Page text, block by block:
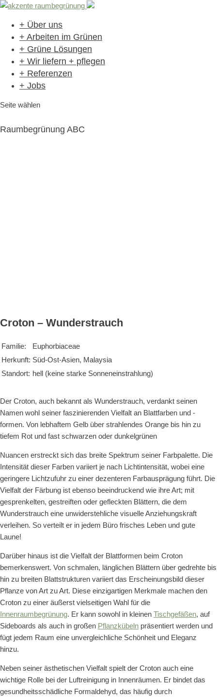
+ Über uns
+ Arbeiten im Grünen
+ Grüne Lösungen
+ Wir liefern + pflegen
+ Referenzen
+ Jobs
Seite wählen
Raumbegrünung ABC
Croton – Wunderstrauch
Familie:
Euphorbiaceae
Herkunft: Süd-Ost-Asien, Malaysia
Standort: hell (keine starke Sonneneinstrahlung)
Der Croton, auch bekannt als Wunderstrauch, verdankt seinen
Namen wohl seiner faszinierenden Vielfalt an Blattfarben und -
formen. Von lebhaftem Gelb über strahlendes Orange bis hin zu
tiefem Rot und fast schwarzen oder dunkelgrünen
Nuancen erstreckt sich das breite Spektrum seiner Farbpalette. Die
Intensität dieser Farben variiert je nach Lichtintensität, wobei eine
geringere Lichtzufuhr zu einer dezenteren Farbausprägung führt. Die
Vielfalt der Färbung ist ebenso beeindruckend wie ihre Art; mit
gesprenkelten, gestreiften oder gefleckten Blättern, die dem
Wunderstrauch eine unwiderstehliche visuelle Anziehungskraft
verleihen. So verteilt er in jedem Büro frisches Leben und gute
Laune!
Darüber hinaus ist die Vielfalt der Blattformen beim Croton
bemerkenswert. Von schmalen, länglichen Blättern über gedrehte bis
hin zu breiten Blattstrukturen variiert das Erscheinungsbild dieser
Pflanze von Art zu Art. Diese einzigartigen Merkmale machen den
Croton zu einer äußerst vielseitigen Wahl für die
Innenraumbegrünung. Er kann sowohl in kleinen Tischgefäßen, auf
Sideboards als auch in großen Pflanzkübeln präsentiert werden und
fügt jedem Raum eine unvergleichliche Schönheit und Eleganz
hinzu.
Neben seiner ästhetischen Vielfalt spielt der Croton auch eine
wichtige Rolle bei der Luftreinigung in Innenräumen. Er bindet das
gesundheitsschädliche Formaldehyd, das häufig durch